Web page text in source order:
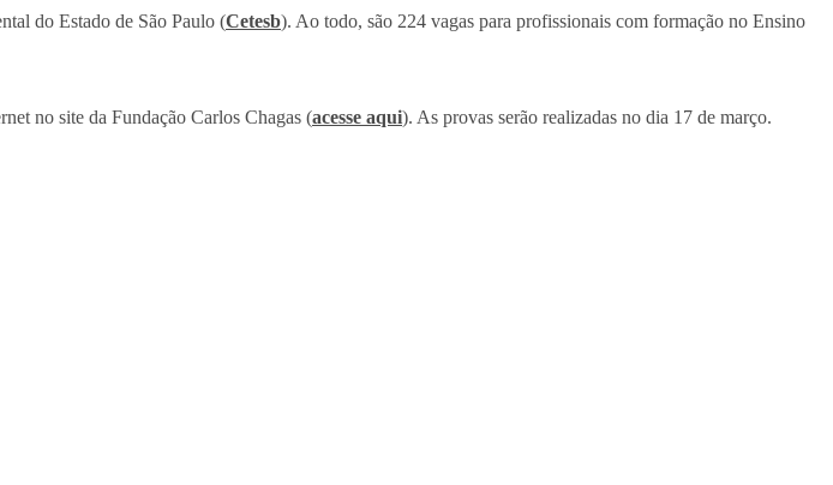
do Estado de São Paulo (Cetesb). Ao todo, são 224 vagas para profissionais com formação no Ensino
no site da Fundação Carlos Chagas (acesse aqui). As provas serão realizadas no dia 17 de março.